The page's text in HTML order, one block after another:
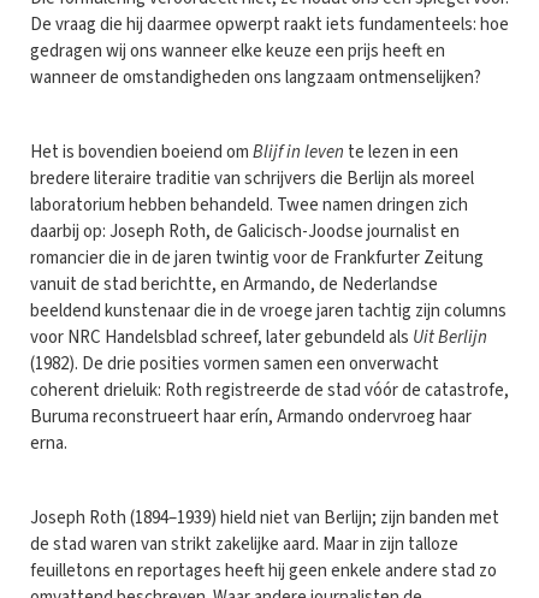
De vraag die hij daarmee opwerpt raakt iets fundamenteels: hoe
gedragen wij ons wanneer elke keuze een prijs heeft en
wanneer de omstandigheden ons langzaam ontmenselijken?
Het is bovendien boeiend omBlijf in leven te lezen in een
bredere literaire traditie van schrijvers die Berlijn als moreel
laboratorium hebben behandeld. Twee namen dringen zich
daarbij op: Joseph Roth, de Galicisch-Joodse journalist en
romancier die in de jaren twintig voor de Frankfurter Zeitung
vanuit de stad berichtte, en Armando, de Nederlandse
beeldend kunstenaar die in de vroege jaren tachtig zijn columns
voor NRC Handelsblad schreef, later gebundeld als Uit Berlijn
(1982). De drie posities vormen samen een onverwacht
coherent drieluik: Roth registreerde de stad vóór de catastrofe,
Buruma reconstrueert haar erín, Armando ondervroeg haar
erna.
Joseph Roth (1894–1939) hield niet van Berlijn; zijn banden met
de stad waren van strikt zakelijke aard. Maar in zijn talloze
feuilletons en reportages heeft hij geen enkele andere stad zo